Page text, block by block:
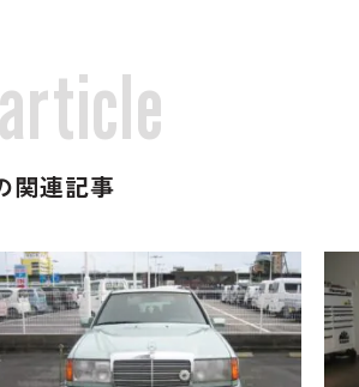
article
関連記事